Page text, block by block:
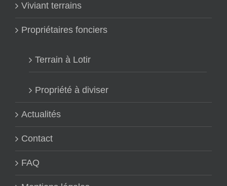
Viviant terrains
Propriétaires fonciers
Terrain à Lotir
Propriété à diviser
Actualités
Contact
FAQ